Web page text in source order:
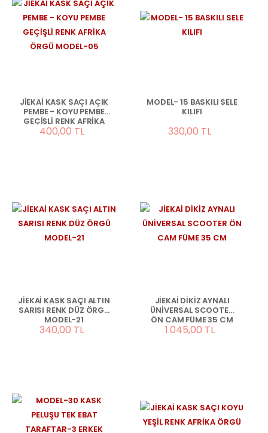
JİEKAİ KASK SAÇI AÇIK
PEMBE - KOYU PEMBE
GEÇİŞLİ RENK AFRİKA
ÖRGÜ MODEL-05
400,00 TL
MODEL- 15 BASKILI SELE
KILIFI
330,00 TL
JİEKAİ KASK SAÇI ALTIN
SARISI RENK DÜZ ÖRGÜ
MODEL-21
340,00 TL
JİEKAİ DİKİZ AYNALI
ÜNİVERSAL SCOOTER
ÖN CAM FÜME 35 CM
1.045,00 TL